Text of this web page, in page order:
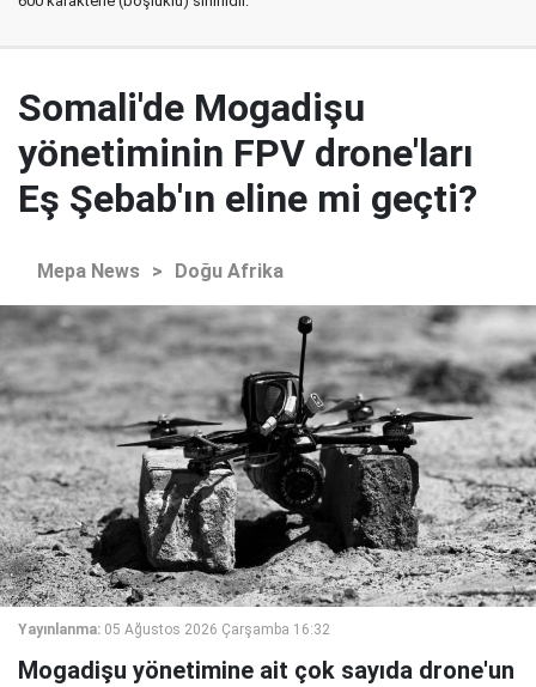
Somali'de Mogadişu
yönetiminin FPV drone'ları
Eş Şebab'ın eline mi geçti?
Mepa News > Doğu Afrika
Yayınlanma: 05 Ağustos 2026 Çarşamba 16:32
Mogadişu yönetimine ait çok sayıda drone'un